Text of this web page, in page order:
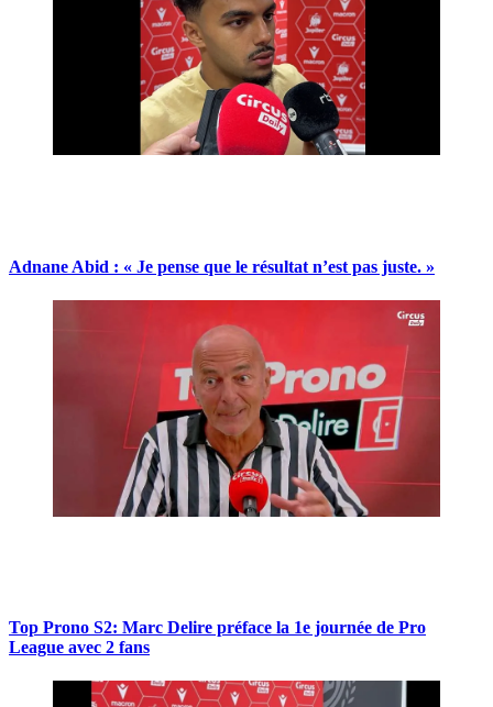
Adnane Abid : « Je pense que le résultat n’est pas juste. »
Top Prono S2: Marc Delire préface la 1e journée de Pro
League avec 2 fans